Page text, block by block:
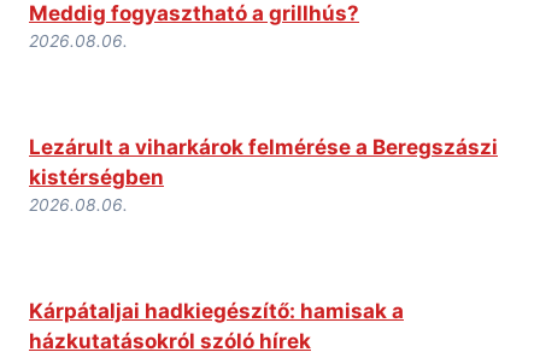
Meddig fogyasztható a grillhús?
2026.08.06.
Lezárult a viharkárok felmérése a Beregszászi
kistérségben
2026.08.06.
Kárpátaljai hadkiegészítő: hamisak a
házkutatásokról szóló hírek